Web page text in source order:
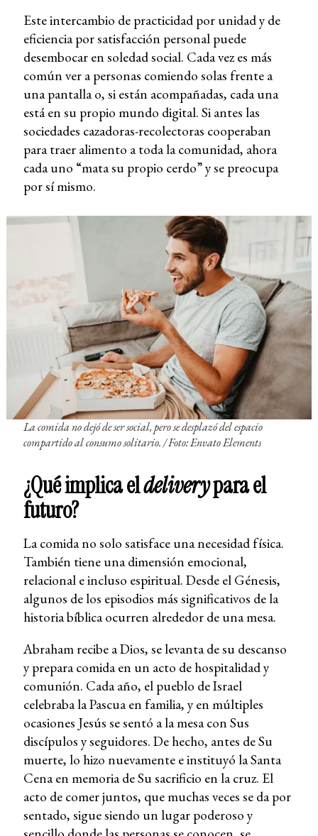
Este intercambio de practicidad por unidad y de
eficiencia por satisfacción personal puede
desembocar en soledad social. Cada vez es más
común ver a personas comiendo solas frente a
una pantalla o, si están acompañadas, cada una
está en su propio mundo digital. Si antes las
sociedades cazadoras-recolectoras cooperaban
para traer alimento a toda la comunidad, ahora
cada uno “mata su propio cerdo” y se preocupa
por sí mismo.
La comida no dejó de ser social, pero se desplazó del espacio
compartido al consumo solitario. / Foto: Envato Elements
¿Qué implica eldeliverypara el
futuro?
La comida no solo satisface una necesidad física.
También tiene una dimensión emocional,
relacional e incluso espiritual. Desde el Génesis,
algunos de los episodios más significativos de la
historia bíblica ocurren alrededor de una mesa.
Abraham recibe a Dios, se levanta de su descanso
y prepara comida en un acto de hospitalidad y
comunión. Cada año, el pueblo de Israel
celebraba la Pascua en familia, y en múltiples
ocasiones Jesús se sentó a la mesa con Sus
discípulos y seguidores. De hecho, antes de Su
muerte, lo hizo nuevamente e instituyó la Santa
Cena en memoria de Su sacrificio en la cruz. El
acto de comer juntos, que muchas veces se da por
sentado, sigue siendo un lugar poderoso y